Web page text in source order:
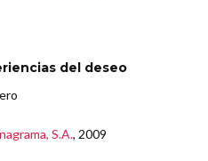
del deseo
S.A., 2009